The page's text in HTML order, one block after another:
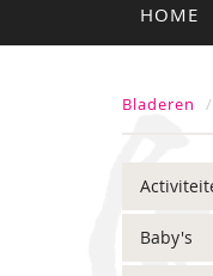
HOME
Bladeren
Baby's